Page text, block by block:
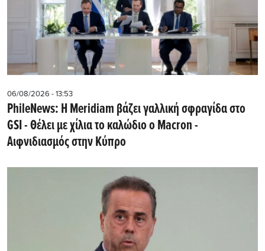
06/08/2026 - 13:53
PhileNews: Η Meridiam βάζει γαλλική σφραγίδα στο
GSI - Θέλει με χίλια το καλώδιο ο Macron -
Αιφνιδιασμός στην Κύπρο